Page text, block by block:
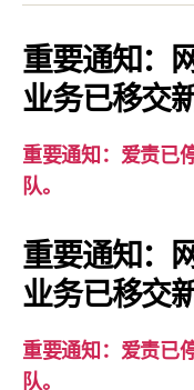
重要通知：
业务已移交
重要通知：爱责已
队。
重要通知：
业务已移交
重要通知：爱责已
队。